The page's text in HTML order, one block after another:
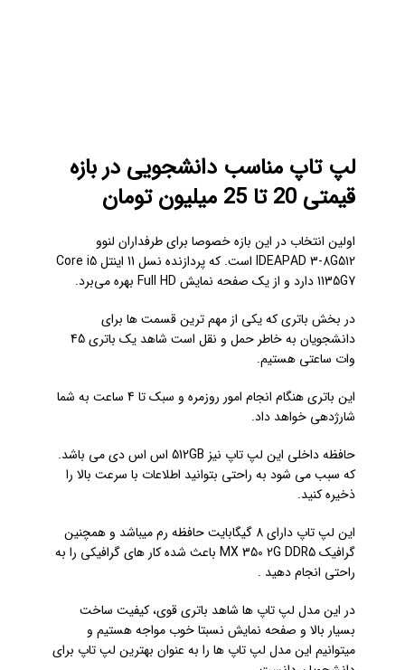
لپ تاپ مناسب دانشجویی در بازه
قیمتی 20 تا 25 میلیون تومان
اولین انتخاب در این بازه خصوصا برای طرفداران لنوو
IDEAPAD 3-8G512
است. که پردازنده نسل 11 اینتل Core i5
1135G7 دارد و از یک صفحه نمایش Full HD بهره می‌برد.
در بخش باتری که یکی از مهم ترین قسمت ها برای
دانشجویان به خاطر حمل و نقل است شاهد یک باتری 45
وات ساعتی هستیم.
این باتری هنگام انجام امور روزمره و سبک تا 4 ساعت به شما
شارژدهی خواهد داد.
حافظه داخلی این لپ تاپ نیز 512GB اس اس دی می باشد.
که سبب می شود به راحتی بتوانید اطلاعات با سرعت بالا را
ذخیره کنید.
این لپ تاپ دارای 8 گیگابایت حافظه رم میباشد و همچنین
گرافیک
MX 350 2G DDR5 باعث شده کار های گرافیکی را به
راحتی انجام دهید .
در این مدل لپ تاپ ها شاهد باتری قوی، کیفیت ساخت
بسیار بالا و صفحه نمایش نسبتا خوب مواجه هستیم و
میتوانیم این مدل لپ تاپ ها را به عنوان بهترین لپ تاپ برای